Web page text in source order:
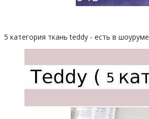
5 категория ткань teddy - есть в шоуруме